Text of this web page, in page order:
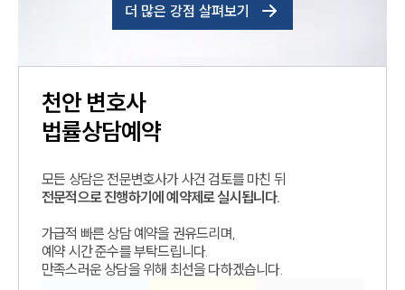
더 많은 강점 살펴보기
천안변호사
법률상담예약
모든 상담은 전문변호사가 사건 검토를 마친 뒤
전문적으로 진행하기에 예약제로 실시됩니다.
가급적 빠른 상담 예약을 권유드리며,
예약 시간 준수를 부탁드립니다.
만족스러운 상담을 위해 최선을 다하겠습니다.